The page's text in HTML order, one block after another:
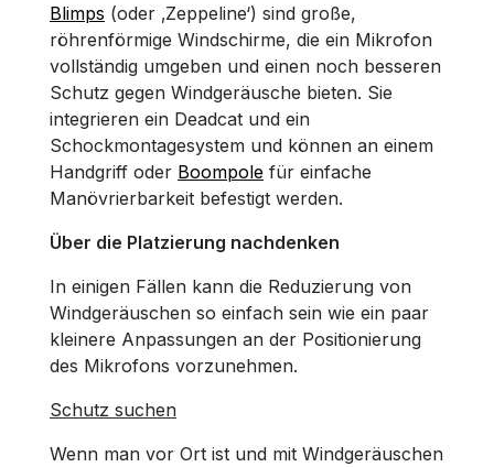
Blimps (oder ‚Zeppeline‘) sind große,
röhrenförmige Windschirme, die ein Mikrofon
vollständig umgeben und einen noch besseren
Schutz gegen Windgeräusche bieten. Sie
integrieren ein Deadcat und ein
Schockmontagesystem und können an einem
Handgriff oder Boompole für einfache
Manövrierbarkeit befestigt werden.
Über die Platzierung nachdenken
In einigen Fällen kann die Reduzierung von
Windgeräuschen so einfach sein wie ein paar
kleinere Anpassungen an der Positionierung
des Mikrofons vorzunehmen.
Schutz suchen
Wenn man vor Ort ist und mit Windgeräuschen